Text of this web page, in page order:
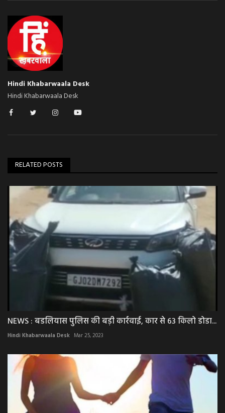
Hindi Khabarwaala Desk
Hindi Khabarwaala Desk
RELATED POSTS
NEWS : बडलियास पुलिस की बड़ी कार्रवाई, कार से 63 किलो डोडा...
Hindi Khabarwaala Desk Mar 25, 2023